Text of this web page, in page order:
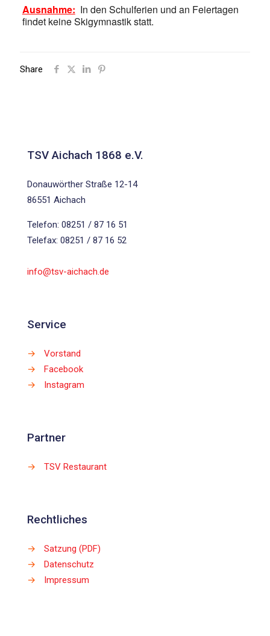
Ausnahme: In den Schulferien und an Feiertagen
findet keine Skigymnastik statt.
Share
TSV Aichach 1868 e.V.
Donauwörther Straße 12-14
86551 Aichach
Telefon: 08251 / 87 16 51
Telefax: 08251 / 87 16 52
info@tsv-aichach.de
Service
→
Vorstand
→
Facebook
→
Instagram
Partner
→ TSV Restaurant
Rechtliches
→
Satzung (PDF)
→
Datenschutz
→
Impressum